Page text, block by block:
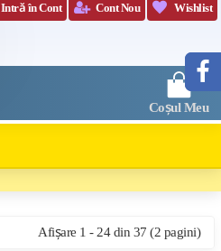
Intră în Cont Cont Nou Wishlist
Coșul Meu
0
Afișare 1 - 24 din 37 (2 pagini)